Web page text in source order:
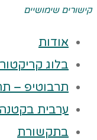
קישורים שימושיים
אודות
בלוג
תרבוטיפ –
ערבית
בתקשורת